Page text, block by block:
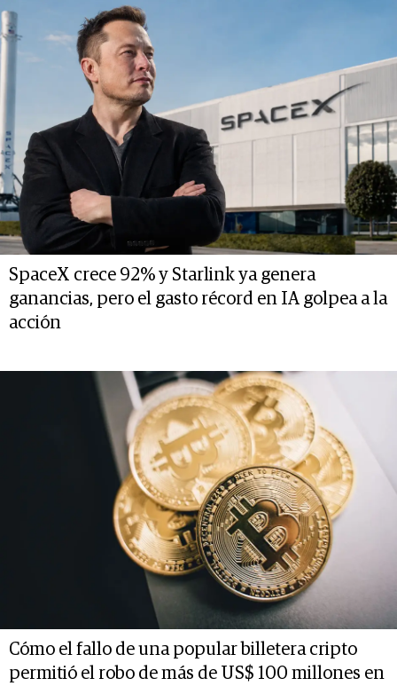
SpaceX crece 92% y Starlink ya genera
ganancias, pero el gasto récord en IA golpea a la
acción
Cómo el fallo de una popular billetera cripto
permitió el robo de más de US$ 100 millones en